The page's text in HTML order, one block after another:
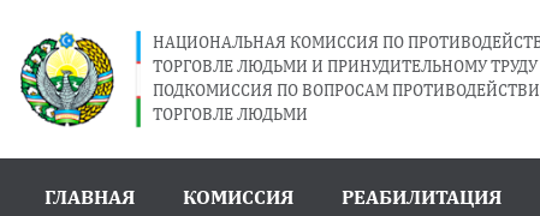
НАЦИОНАЛЬНАЯ КОМИССИЯ ПО
ТОРГОВЛЕ ЛЮДЬМИ И ПРИНУДИТЕЛЬНОМУ ТРУДУ
ПОДКОМИССИЯ ПО ВОПРОСАМ
ТОРГОВЛЕ ЛЮДЬМИ
ГЛАВНАЯ КОМИССИЯ РЕАБИЛИТАЦИЯ